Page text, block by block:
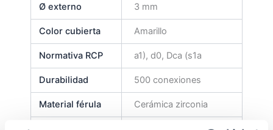
Ø externo 3 mm
Color cubierta Amarillo
Normativa RCP a1), d0, Dca (s1a
Durabilidad 500 conexiones
Material férula Cerámica zirconia